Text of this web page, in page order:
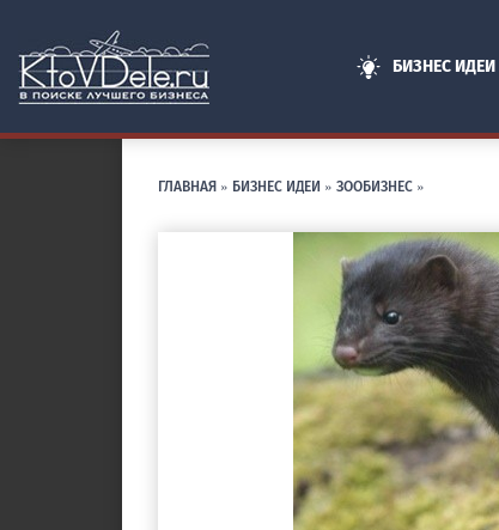
БИЗНЕС ИДЕИ
ГЛАВНАЯ » БИЗНЕС ИДЕИ » ЗООБИЗНЕС »